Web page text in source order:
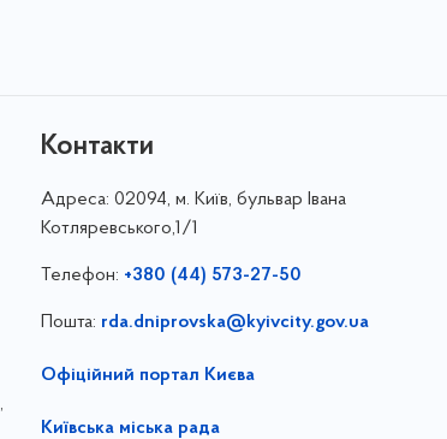
,
Контакти
Адреса: 02094, м. Київ, бульвар Івана
Котляревського,1/1
Телефон: +380 (44) 573-27-50
Пошта: rda.dniprovska@kyivcity.gov.ua
Офіційний портал Києва
Київська міська рада